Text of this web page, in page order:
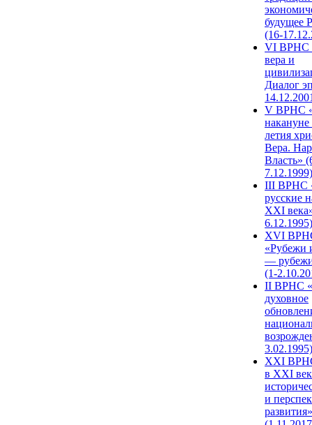
будущее
(16-
VI ВРНС
вера и
Диалог
V ВРНС
накануне
летия
Вера.
Власть»
7.12.1999)
III ВРНС
русские
XXI
6.12.1995)
XVI
«Рубежи
—
(1-
II ВРНС
духовное
3.02.1995)
XХI
в XXI
и
развития»